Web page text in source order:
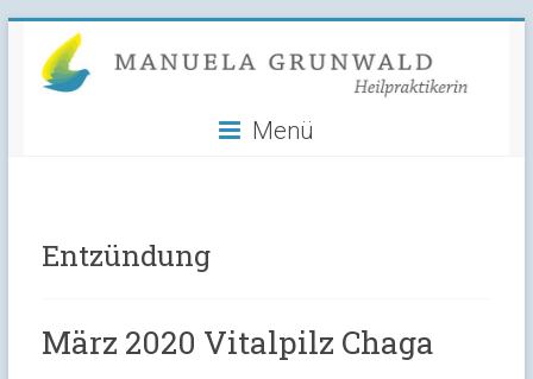
content
Manuela
Grunwald
Menü
Entzündung
März 2020 Vitalpilz Chaga